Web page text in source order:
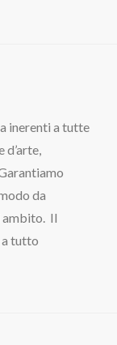
inerenti a tutte
da
ambito. Il
tutto